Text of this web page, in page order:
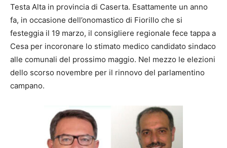
Testa Alta in provincia di Caserta. Esattamente un anno
fa, in occasione dell’onomastico di Fiorillo che si
festeggia il 19 marzo, il consigliere regionale fece tappa a
Cesa per incoronare lo stimato medico candidato sindaco
alle comunali del prossimo maggio. Nel mezzo le elezioni
dello scorso novembre per il rinnovo del parlamentino
campano.